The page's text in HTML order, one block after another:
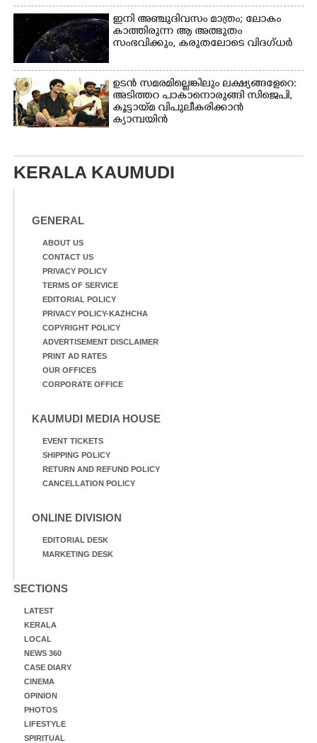
ഇനി അഞ്ചുദിവസം മാത്രം; ലോകം
കാത്തിരുന്ന ആ അത്ഭുതം
സംഭവിക്കും, കരുതലോടെ വിദഗ്ധർ
ഉടൻ സമരമില്ലെങ്കിലും ലക്ഷ്യങ്ങളേറെ:
അടിത്തറ പാകാനൊരുങ്ങി സിജെപി,​
കൂട്ടായ്മ വിപുലീകരിക്കാൻ
ക്യാമ്പയിൻ
KERALA KAUMUDI
GENERAL
ABOUT US
CONTACT US
PRIVACY POLICY
TERMS OF SERVICE
EDITORIAL POLICY
PRIVACY POLICY-KAZHCHA
COPYRIGHT POLICY
ADVERTISEMENT DISCLAIMER
PRINT AD RATES
OUR OFFICES
CORPORATE OFFICE
KAUMUDI MEDIA HOUSE
EVENT TICKETS
SHIPPING POLICY
RETURN AND REFUND POLICY
CANCELLATION POLICY
ONLINE DIVISION
EDITORIAL DESK
MARKETING DESK
SECTIONS
LATEST
KERALA
LOCAL
NEWS 360
CASE DIARY
CINEMA
OPINION
PHOTOS
LIFESTYLE
SPIRITUAL